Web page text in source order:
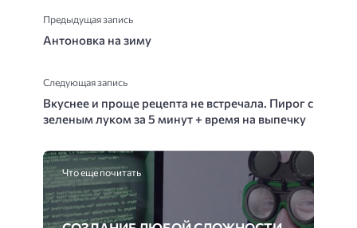
Предыдущая запись
Антоновка на зиму
Следующая запись
Вкуснее и проще рецепта не встречала. Пирог с
зеленым луком за 5 минут + время на выпечку
Что еще почитать